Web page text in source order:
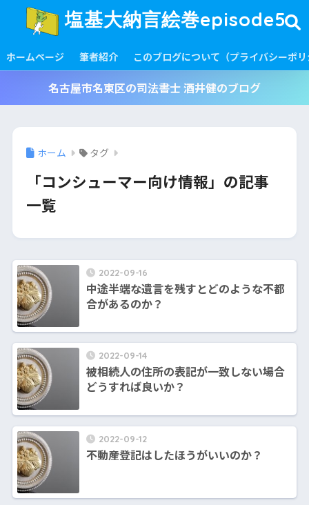
塩基大納言絵巻episode5
ホームページ 筆者紹介 このブログについて（プライバシーポ
名古屋市名東区の司法書士 酒井健のブログ
ホーム タグ
「コンシューマー向け情報」の記事
一覧
2022-09-16
中途半端な遺言を残すとどのような不都
合があるのか？
2022-09-14
被相続人の住所の表記が一致しない場合
どうすれば良いか？
2022-09-12
不動産登記はしたほうがいいのか？